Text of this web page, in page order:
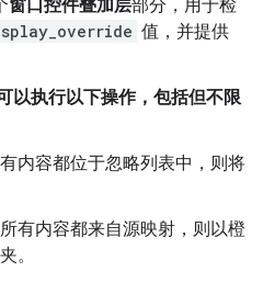
窗口控件叠加层部分，用于检
值，并提供
以执行以下操作，包括但不限
内容都位于忽略列表中，则将
有内容都来自源映射，则以橙
。